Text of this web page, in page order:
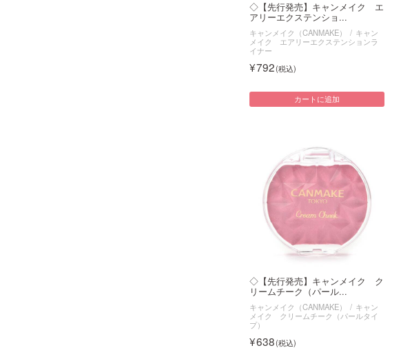
◇【先行発売】キャンメイク エ
アリーエクステンショ...
キャンメイク（CANMAKE）
キャン
メイク エアリーエクステンションラ
イナー
792
カートに追加
◇【先行発売】キャンメイク ク
リームチーク（パール...
キャンメイク（CANMAKE）
キャン
メイク クリームチーク（パールタイ
プ）
638